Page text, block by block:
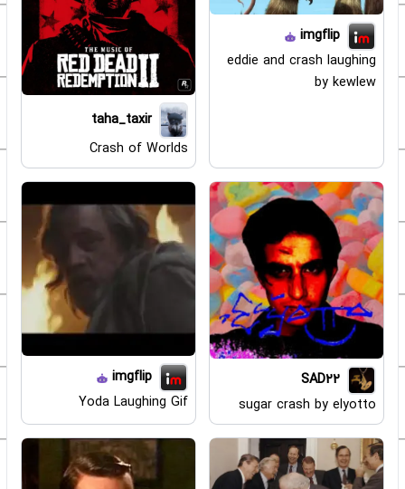
imgflip
eddie and crash laughing
by kewlew
taha_taxir
Crash of Worlds
SAD22
sugar crash by elyotto
imgflip
Yoda Laughing Gif